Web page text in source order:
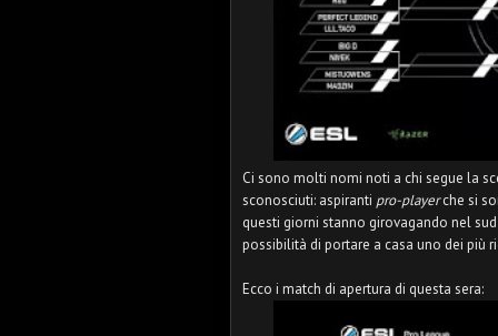
Ci sono molti nomi noti a chi segue la
sconosciuti: aspiranti pro-playerche si
questi giorni stanno girovagando nel
possibilità di portare a casa uno dei più
Ecco i match di apertura di questa sera: